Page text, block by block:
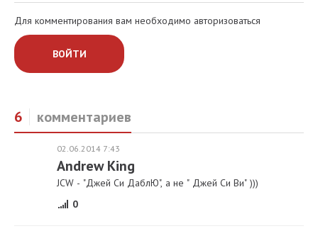
Для комментирования вам необходимо авторизоваться
ВОЙТИ
6 комментариев
02.06.2014 7:43
Andrew King
JCW - "Джей Си ДаблЮ", а не " Джей Си Ви" )))
0